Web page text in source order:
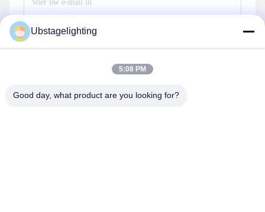
Stuur
Ubstagelighting
5:08 PM
Good day, what product are you looking for?